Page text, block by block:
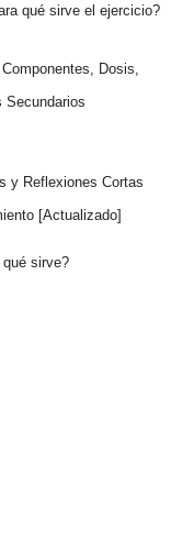
qué sirve el ejercicio?
Dosis,
Secundarios
y Reflexiones Cortas
[Actualizado]
sirve?